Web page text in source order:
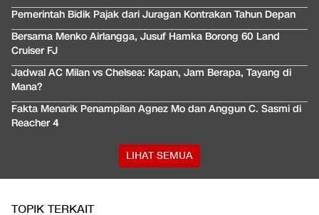
Pemerintah Bidik Pajak dari Juragan Kontrakan Tahun Depan
Bersama Menko Airlangga, Jusuf Hamka Borong 60 Land
Cruiser FJ
Jadwal AC Milan vs Chelsea: Kapan, Jam Berapa, Tayang di
Mana?
Fakta Menarik Penampilan Agnez Mo dan Anggun C. Sasmi di
Reacher 4
LIHAT SEMUA
TOPIK TERKAIT